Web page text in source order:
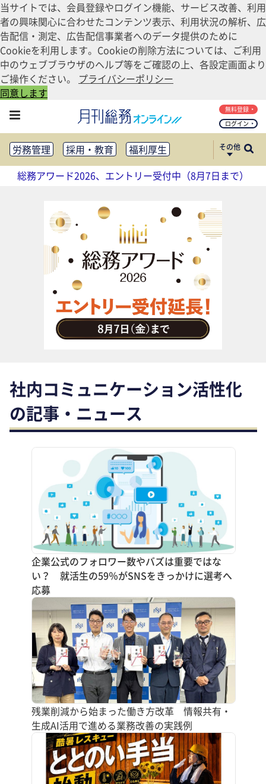
当サイトでは、会員登録やログイン機能、サービス改善、利用
者の興味関心に合わせたコンテンツ表示、利用状況の解析、広
告配信・測定、広告配信事業者へのデータ提供のために
Cookieを利用します。Cookieの削除方法については、ご利用
中のウェブブラウザのヘルプ等をご確認の上、各設定画面より
ご操作ください。 プライバシーポリシー
同意します
ログイン
無料登録
労務管理 採用・教育
福利厚生
健康経営
働き方改革
法務・コンプライアンス
リスクマネジメント・BCP
社外・社内広報
社外・社内コミュニケーション活性化
FM・オフィス移転
CSR・SDGs
テクノロジー活用・DX
助成金・補助金・コスト削減
アウトソーシング・BPO
調査・レポート
その他
総務アワード2026、エントリー受付中（8月7日まで）
社内コミュニケーション活性化
の記事・ニュース
企業公式のフォロワー数やバズは重要ではな
い？ 就活生の59％がSNSをきっかけに選考へ
応募
残業削減から始まった働き方改革 情報共有・
生成AI活用で進める業務改善の実践例